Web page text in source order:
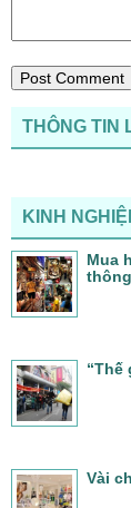
THÔNG TIN
KINH
Mua
“Thế
Vài